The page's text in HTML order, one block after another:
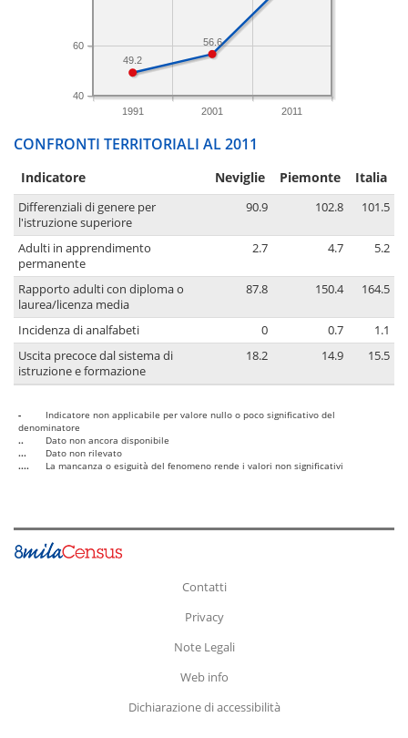
1991 2001 2011
40
60
56.6
49.2
CONFRONTI TERRITORIALI AL 2011
Indicatore Neviglie Piemonte Italia
Differenziali di genere per
l'istruzione superiore
90.9 102.8 101.5
Adulti in apprendimento
permanente
2.7 4.7 5.2
Rapporto adulti con diploma o
laurea/licenza media
87.8 150.4 164.5
Incidenza di analfabeti 0 0.7
1.1
Uscita precoce dal sistema di
istruzione e formazione
18.2 14.9 15.5
-
Indicatore non applicabile per valore nullo o poco significativo del
denominatore
..
Dato non ancora disponibile
...
Dato non rilevato
....
La mancanza o esiguità del fenomeno rende i valori non significativi
Contatti
Privacy
Note Legali
Web info
Dichiarazione di accessibilità